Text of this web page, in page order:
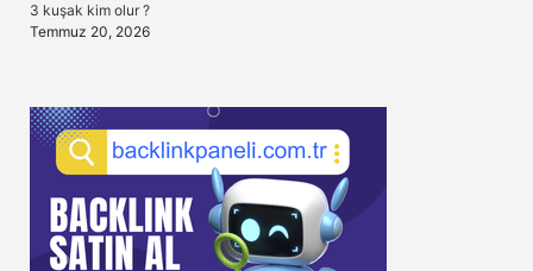
3 kuşak kim olur ?
Temmuz 20, 2026